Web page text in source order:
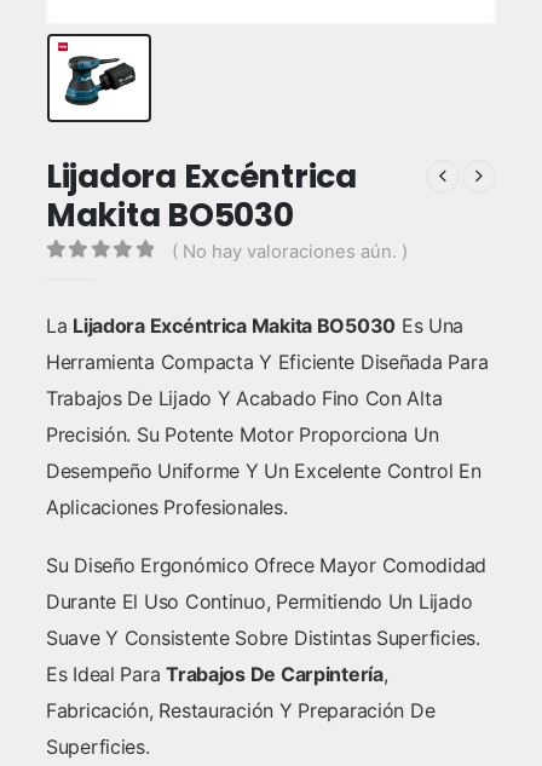
Lijadora Excéntrica
Makita BO5030
( No hay valoraciones aún. )
La Lijadora Excéntrica Makita BO5030 Es Una
Herramienta Compacta Y Eficiente Diseñada Para
Trabajos De Lijado Y Acabado Fino Con Alta
Precisión. Su Potente Motor Proporciona Un
Desempeño Uniforme Y Un Excelente Control En
Aplicaciones Profesionales.
Su Diseño Ergonómico Ofrece Mayor Comodidad
Durante El Uso Continuo, Permitiendo Un Lijado
Suave Y Consistente Sobre Distintas Superficies.
Es Ideal ParaTrabajos De Carpintería,
Fabricación, Restauración Y Preparación De
Superficies.